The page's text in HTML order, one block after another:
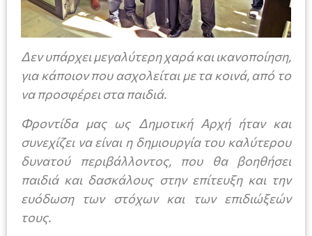
Δεν υπάρχει μεγαλύτερη χαρά και ικανοποίηση,
για κάποιον που ασχολείται με τα κοινά, από το
να προσφέρει στα παιδιά.
Φροντίδα μας ως Δημοτική Αρχή ήταν και
συνεχίζει να είναι η δημιουργία του καλύτερου
δυνατού περιβάλλοντος, που θα βοηθήσει
παιδιά και δασκάλους στην επίτευξη και την
ευόδωση των στόχων και των επιδιώξεών
τους.